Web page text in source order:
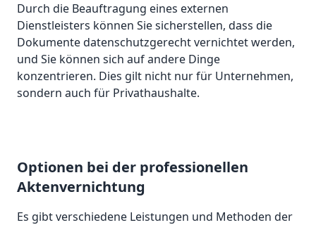
Durch die Beauftragung eines externen
Dienstleisters können Sie sicherstellen, dass die
Dokumente datenschutzgerecht vernichtet werden,
und Sie können sich auf andere Dinge
konzentrieren. Dies gilt nicht nur für Unternehmen,
sondern auch für Privathaushalte.
Optionen bei der professionellen
Aktenvernichtung
Es gibt verschiedene Leistungen und Methoden der